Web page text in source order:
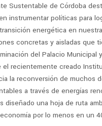
Sustentable de Córdoba
instrumentar políticas para
energética en
concretas y aisladas que
del Palacio
el recientemente creado
la reconversión de muchos
a través de energías
diseñado una hoja de ruta
por lo menos en un